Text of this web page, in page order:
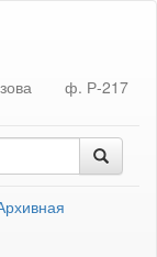
ф. Р-217